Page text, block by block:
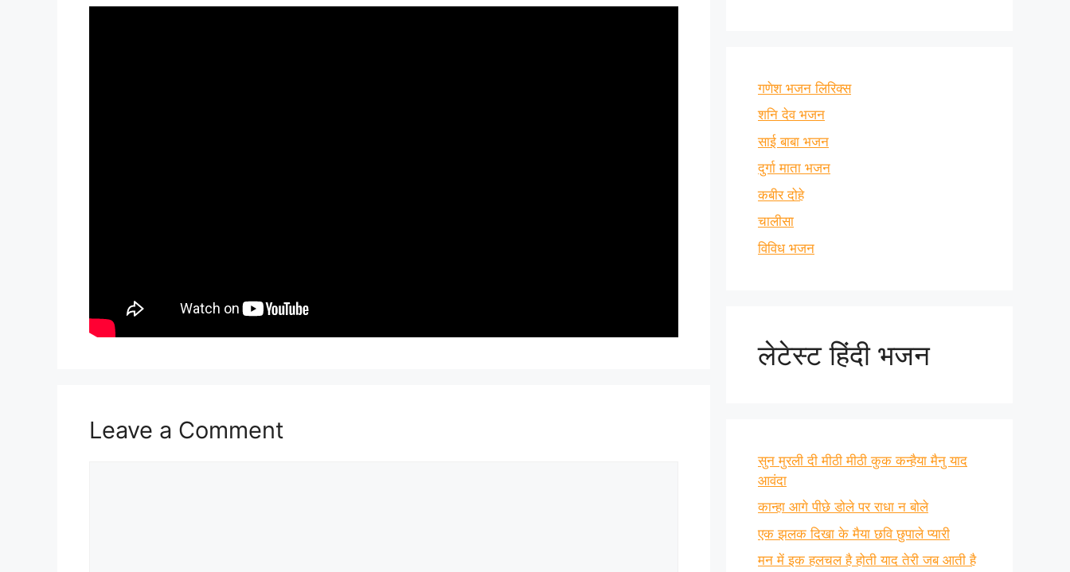
Leave a Comment
गणेश भजन लिरिक्स
शनि देव भजन
साई बाबा भजन
दुर्गा माता भजन
कबीर दोहे
चालीसा
विविध भजन
लेटेस्ट हिंदी भजन
सुन मुरली दी मीठी मीठी कुक कन्हैया मैनु याद
आवंदा
कान्हा आगे पीछे डोले पर राधा न बोले
एक झलक दिखा के मैया छवि छुपाले प्यारी
मन में इक हलचल है होती याद तेरी जब आती है